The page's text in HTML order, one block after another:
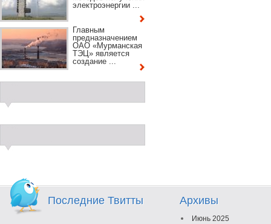
электроэнергии ...
Главным
предназначением
ОАО «Мурманская
ТЭЦ» является
создание ...
Последние Твитты Архивы
Июнь 2025